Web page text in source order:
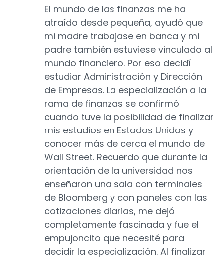
El mundo de las finanzas me ha
atraído desde pequeña, ayudó que
mi madre trabajase en banca y mi
padre también estuviese vinculado al
mundo financiero. Por eso decidí
estudiar Administración y Dirección
de Empresas. La especialización a la
rama de finanzas se confirmó
cuando tuve la posibilidad de finalizar
mis estudios en Estados Unidos y
conocer más de cerca el mundo de
Wall Street. Recuerdo que durante la
orientación de la universidad nos
enseñaron una sala con terminales
de Bloomberg y con paneles con las
cotizaciones diarias, me dejó
completamente fascinada y fue el
empujoncito que necesité para
decidir la especialización. Al finalizar